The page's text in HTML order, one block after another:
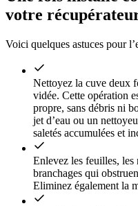
votre
Voici quelques astuces pour
Nettoyez la cuve deux
vidée. Cette opération
propre, sans débris ni
jet d’eau ou un
saletés accumulées et
Enlevez les feuilles, les
branchages qui
Eliminez également la